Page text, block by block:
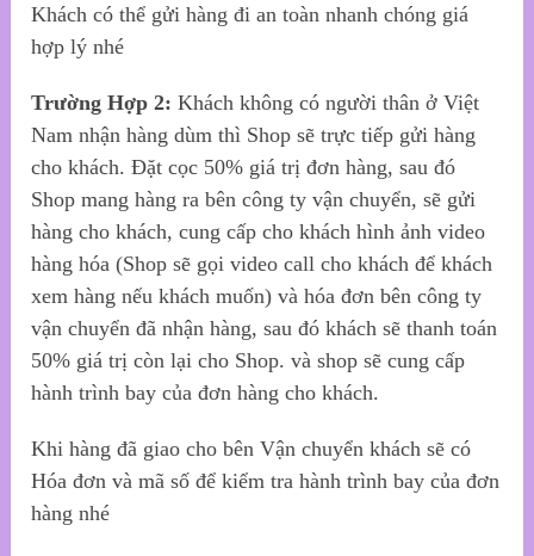
Khách có thể gửi hàng đi an toàn nhanh chóng giá
hợp lý nhé
Trường Hợp 2: Khách không có người thân ở Việt
Nam nhận hàng dùm thì Shop sẽ trực tiếp gửi hàng
cho khách. Đặt cọc 50% giá trị đơn hàng, sau đó
Shop mang hàng ra bên công ty vận chuyển, sẽ gửi
hàng cho khách, cung cấp cho khách hình ảnh video
hàng hóa (Shop sẽ gọi video call cho khách để khách
xem hàng nếu khách muốn) và hóa đơn bên công ty
vận chuyển đã nhận hàng, sau đó khách sẽ thanh toán
50% giá trị còn lại cho Shop. và shop sẽ cung cấp
hành trình bay của đơn hàng cho khách.
Khi hàng đã giao cho bên Vận chuyển khách sẽ có
Hóa đơn và mã số để kiểm tra hành trình bay của đơn
hàng nhé